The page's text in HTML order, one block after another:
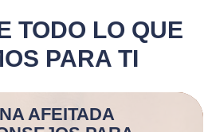
TODO LO QUE
PARA TI
AFEITADA